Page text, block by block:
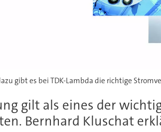
gibt es bei TDK-Lambda die richtige
gilt als eines der
Bernhard Kluschat